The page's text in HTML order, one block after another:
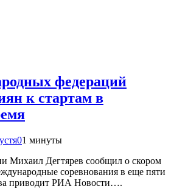
федераций
к стартам в
01 минуты
Михаил Дегтярев сообщил о скором
соревнования в еще пяти
приводит РИА Новости….